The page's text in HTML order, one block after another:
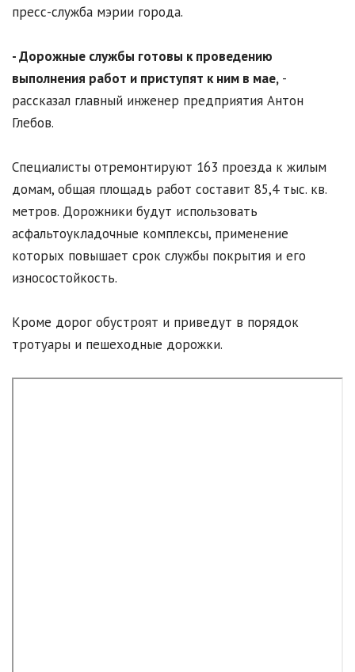
пресс-служба мэрии города.
- Дорожные службы готовы к проведению
выполнения работ и приступят к ним в мае, -
рассказал главный инженер предприятия Антон
Глебов.
Специалисты отремонтируют 163 проезда к жилым
домам, общая площадь работ составит 85,4 тыс. кв.
метров. Дорожники будут использовать
асфальтоукладочные комплексы, применение
которых повышает срок службы покрытия и его
износостойкость.
Кроме дорог обустроят и приведут в порядок
тротуары и пешеходные дорожки.